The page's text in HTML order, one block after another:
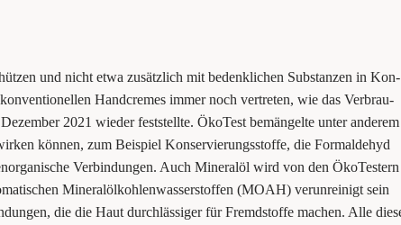
und nicht etwa zusätz­lich mit bedenk­li­chen Sub­stan­zen in Kon­
Hand­cremes immer noch ver­tre­ten, wie das Ver­brau­
2021 wie­der fest­stell­te. Öko­Test bemän­gel­te unter ande­rem
kön­nen, zum Bei­spiel Kon­ser­vie­rungs­stof­fe, die Form­alde­hyd
Ver­bin­dun­gen. Auch Mine­ral­öl wird von den Öko­Tes­tern
Mine­ral­öl­koh­len­was­ser­stof­fen (MOAH) ver­un­rei­nigt sein
die die Haut durch­läs­si­ger für Fremd­stof­fe machen. Alle